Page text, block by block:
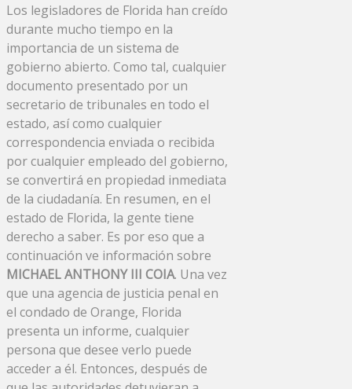
Los legisladores de Florida han creído
durante mucho tiempo en la
importancia de un sistema de
gobierno abierto. Como tal, cualquier
documento presentado por un
secretario de tribunales en todo el
estado, así como cualquier
correspondencia enviada o recibida
por cualquier empleado del gobierno,
se convertirá en propiedad inmediata
de la ciudadanía. En resumen, en el
estado de Florida, la gente tiene
derecho a saber. Es por eso que a
continuación ve información sobre
MICHAEL ANTHONY III COIA. Una vez
que una agencia de justicia penal en
el condado de Orange, Florida
presenta un informe, cualquier
persona que desee verlo puede
acceder a él. Entonces, después de